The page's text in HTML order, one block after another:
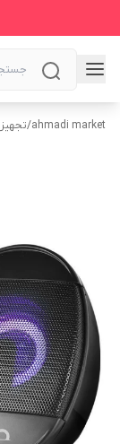
ahmadi market
/